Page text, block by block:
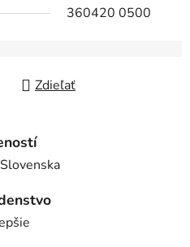
360420 0500
Zdieľať